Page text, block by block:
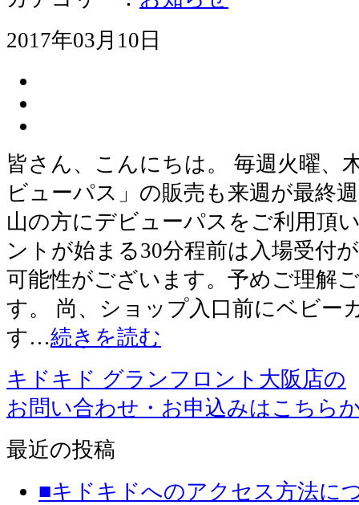
2017年03月10日
皆さん、こんにちは。 毎週火曜、
ビューパス」の販売も来週が最終
山の方にデビューパスをご利用頂
ントが始まる30分程前は入場受付
可能性がございます。予めご理解
す。 尚、ショップ入口前にベビー
す…続きを読む
キドキド グランフロント大阪店の
お問い合わせ・お申込みはこちら
最近の投稿
■キドキドへのアクセス方法に